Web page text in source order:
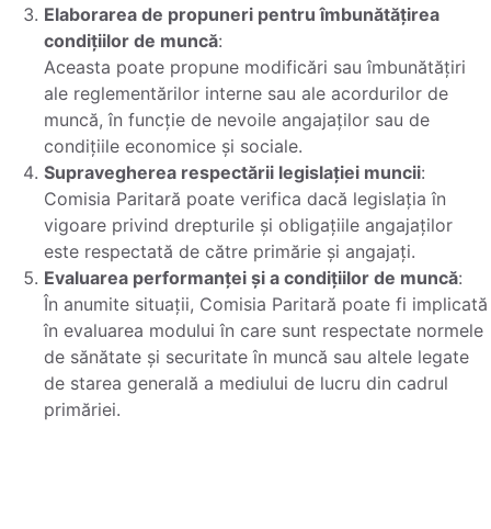
Elaborarea de propuneri pentru îmbunătățirea
condițiilor de muncă:
Aceasta poate propune modificări sau îmbunătățiri
ale reglementărilor interne sau ale acordurilor de
muncă, în funcție de nevoile angajaților sau de
condițiile economice și sociale.
Supravegherea respectării legislației muncii:
Comisia Paritară poate verifica dacă legislația în
vigoare privind drepturile și obligațiile angajaților
este respectată de către primărie și angajați.
Evaluarea performanței și a condițiilor de muncă:
În anumite situații, Comisia Paritară poate fi implicată
în evaluarea modului în care sunt respectate normele
de sănătate și securitate în muncă sau altele legate
de starea generală a mediului de lucru din cadrul
primăriei.